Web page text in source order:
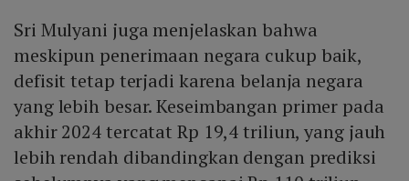
Sri Mulyani juga menjelaskan bahwa
meskipun penerimaan negara cukup baik,
defisit tetap terjadi karena belanja negara
yang lebih besar. Keseimbangan primer pada
akhir 2024 tercatat Rp 19,4 triliun, yang jauh
lebih rendah dibandingkan dengan prediksi